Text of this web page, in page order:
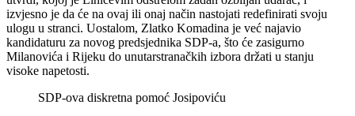
izvjesno je da će na ovaj ili onaj način nastojati redefinirati svoju
ulogu u stranci. Uostalom, Zlatko Komadina je već najavio
kandidaturu za novog predsjednika SDP-a, što će zasigurno
Milanovića i Rijeku do unutarstranačkih izbora držati u stanju
visoke napetosti.
SDP-ova diskretna pomoć Josipoviću